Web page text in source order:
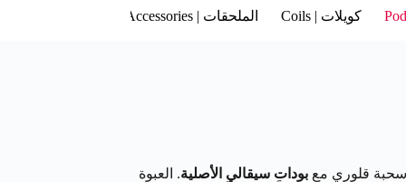
كويلات | Coils الملحقات | Accessories
سحبة قلوري مع بودات سيقالي الأصلية. العبوة